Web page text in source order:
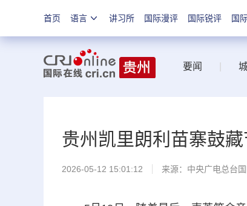
首页 语言 讲习所 国际漫评 国际锐评 国
要闻 城
贵州凯里朗利苗寨鼓
2026-05-12 15:01:12 来源：中央广电总台